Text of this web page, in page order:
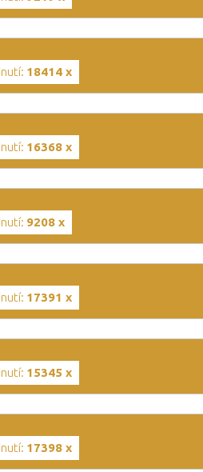
18414 x
16368 x
9208 x
17391 x
15345 x
17398 x